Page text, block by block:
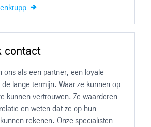
contact
ons als een partner, een loyale
lange termijn. Waar ze kunnen op
kunnen vertrouwen. Ze waarderen
en weten dat ze op hun
rekenen. Onze specialisten